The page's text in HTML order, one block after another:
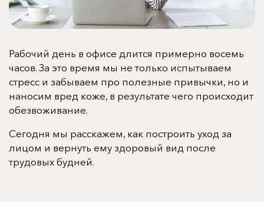
Рабочий день в офисе длится примерно восемь
часов. За это время мы не только испытываем
стресс и забываем про полезные привычки, но и
наносим вред коже, в результате чего происходит
обезвоживание.
Сегодня мы расскажем, как построить уход за
лицом и вернуть ему здоровый вид после
трудовых будней.